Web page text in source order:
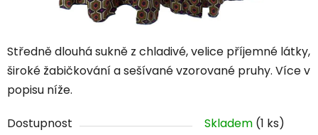
Středně dlouhá sukně z chladivé, velice příjemné látky,
široké žabičkování a sešívané vzorované pruhy. Více v
popisu níže.
Dostupnost Skladem (1 ks)